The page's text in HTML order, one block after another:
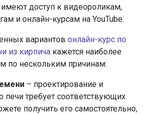
доступ к видеороликам,
и онлайн-курсам на YouTube.
вариантов онлайн-курс по
из кирпича кажется наиболее
по нескольким причинам:
– проектирование и
печи требует соответствующих
получить его самостоятельно,